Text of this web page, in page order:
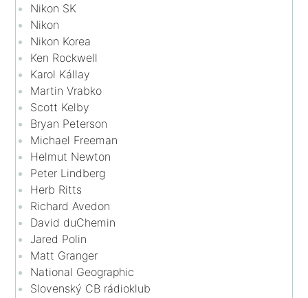
Nikon SK
Nikon
Nikon Korea
Ken Rockwell
Karol Kállay
Martin Vrabko
Scott Kelby
Bryan Peterson
Michael Freeman
Helmut Newton
Peter Lindberg
Herb Ritts
Richard Avedon
David duChemin
Jared Polin
Matt Granger
National Geographic
Slovenský CB rádioklub